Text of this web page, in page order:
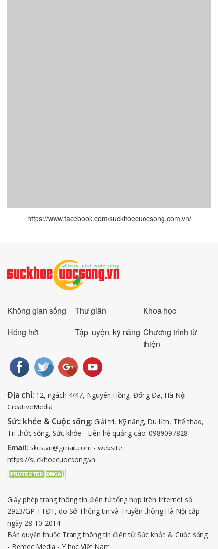
https://www.facebook.com/suckhoecuocsong.com.vn/
Không gian sống Thư giãn
Khoa học
Hóng hớt
Tập luyện, kỹ năng Chương trình từ
thiện
Địa chỉ: 12, ngách 4/47, Nguyên Hồng, Đống Đa, Hà Nội -
CreativeMedia
Sức khỏe & Cuộc sống: Giải trí, Kỹ năng, Du lịch, Thể thao,
Tri thức sống, Sức khỏe - Liên hệ quảng cáo: 0989097828
Email: skcs.vn@gmail.com - website:
https://suckhoecuocsong.vn
Giấy phép trang thông tin điện tử tổng hợp trên Internet số
2923/GP-TTĐT, do Sở Thông tin và Truyền thông Hà Nội cấp
ngày 28-10-2014
Bản quyền thuộc Trang thông tin điện tử Sức khỏe & Cuộc sống
- Bemec Media - Y học Việt Nam